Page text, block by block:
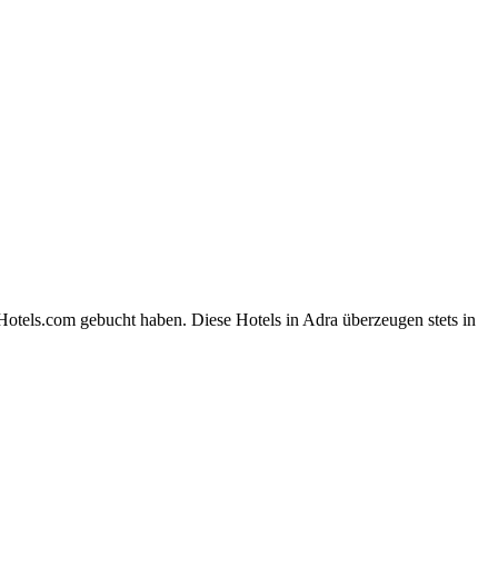
gebucht haben. Diese Hotels in Adra überzeugen stets in